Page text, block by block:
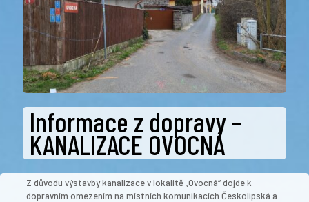
Informace z dopravy –
KANALIZACE OVOCNÁ
Z důvodu výstavby kanalizace v lokalitě „Ovocná“ dojde k
dopravním omezením na místních komunikacích Českolipská a